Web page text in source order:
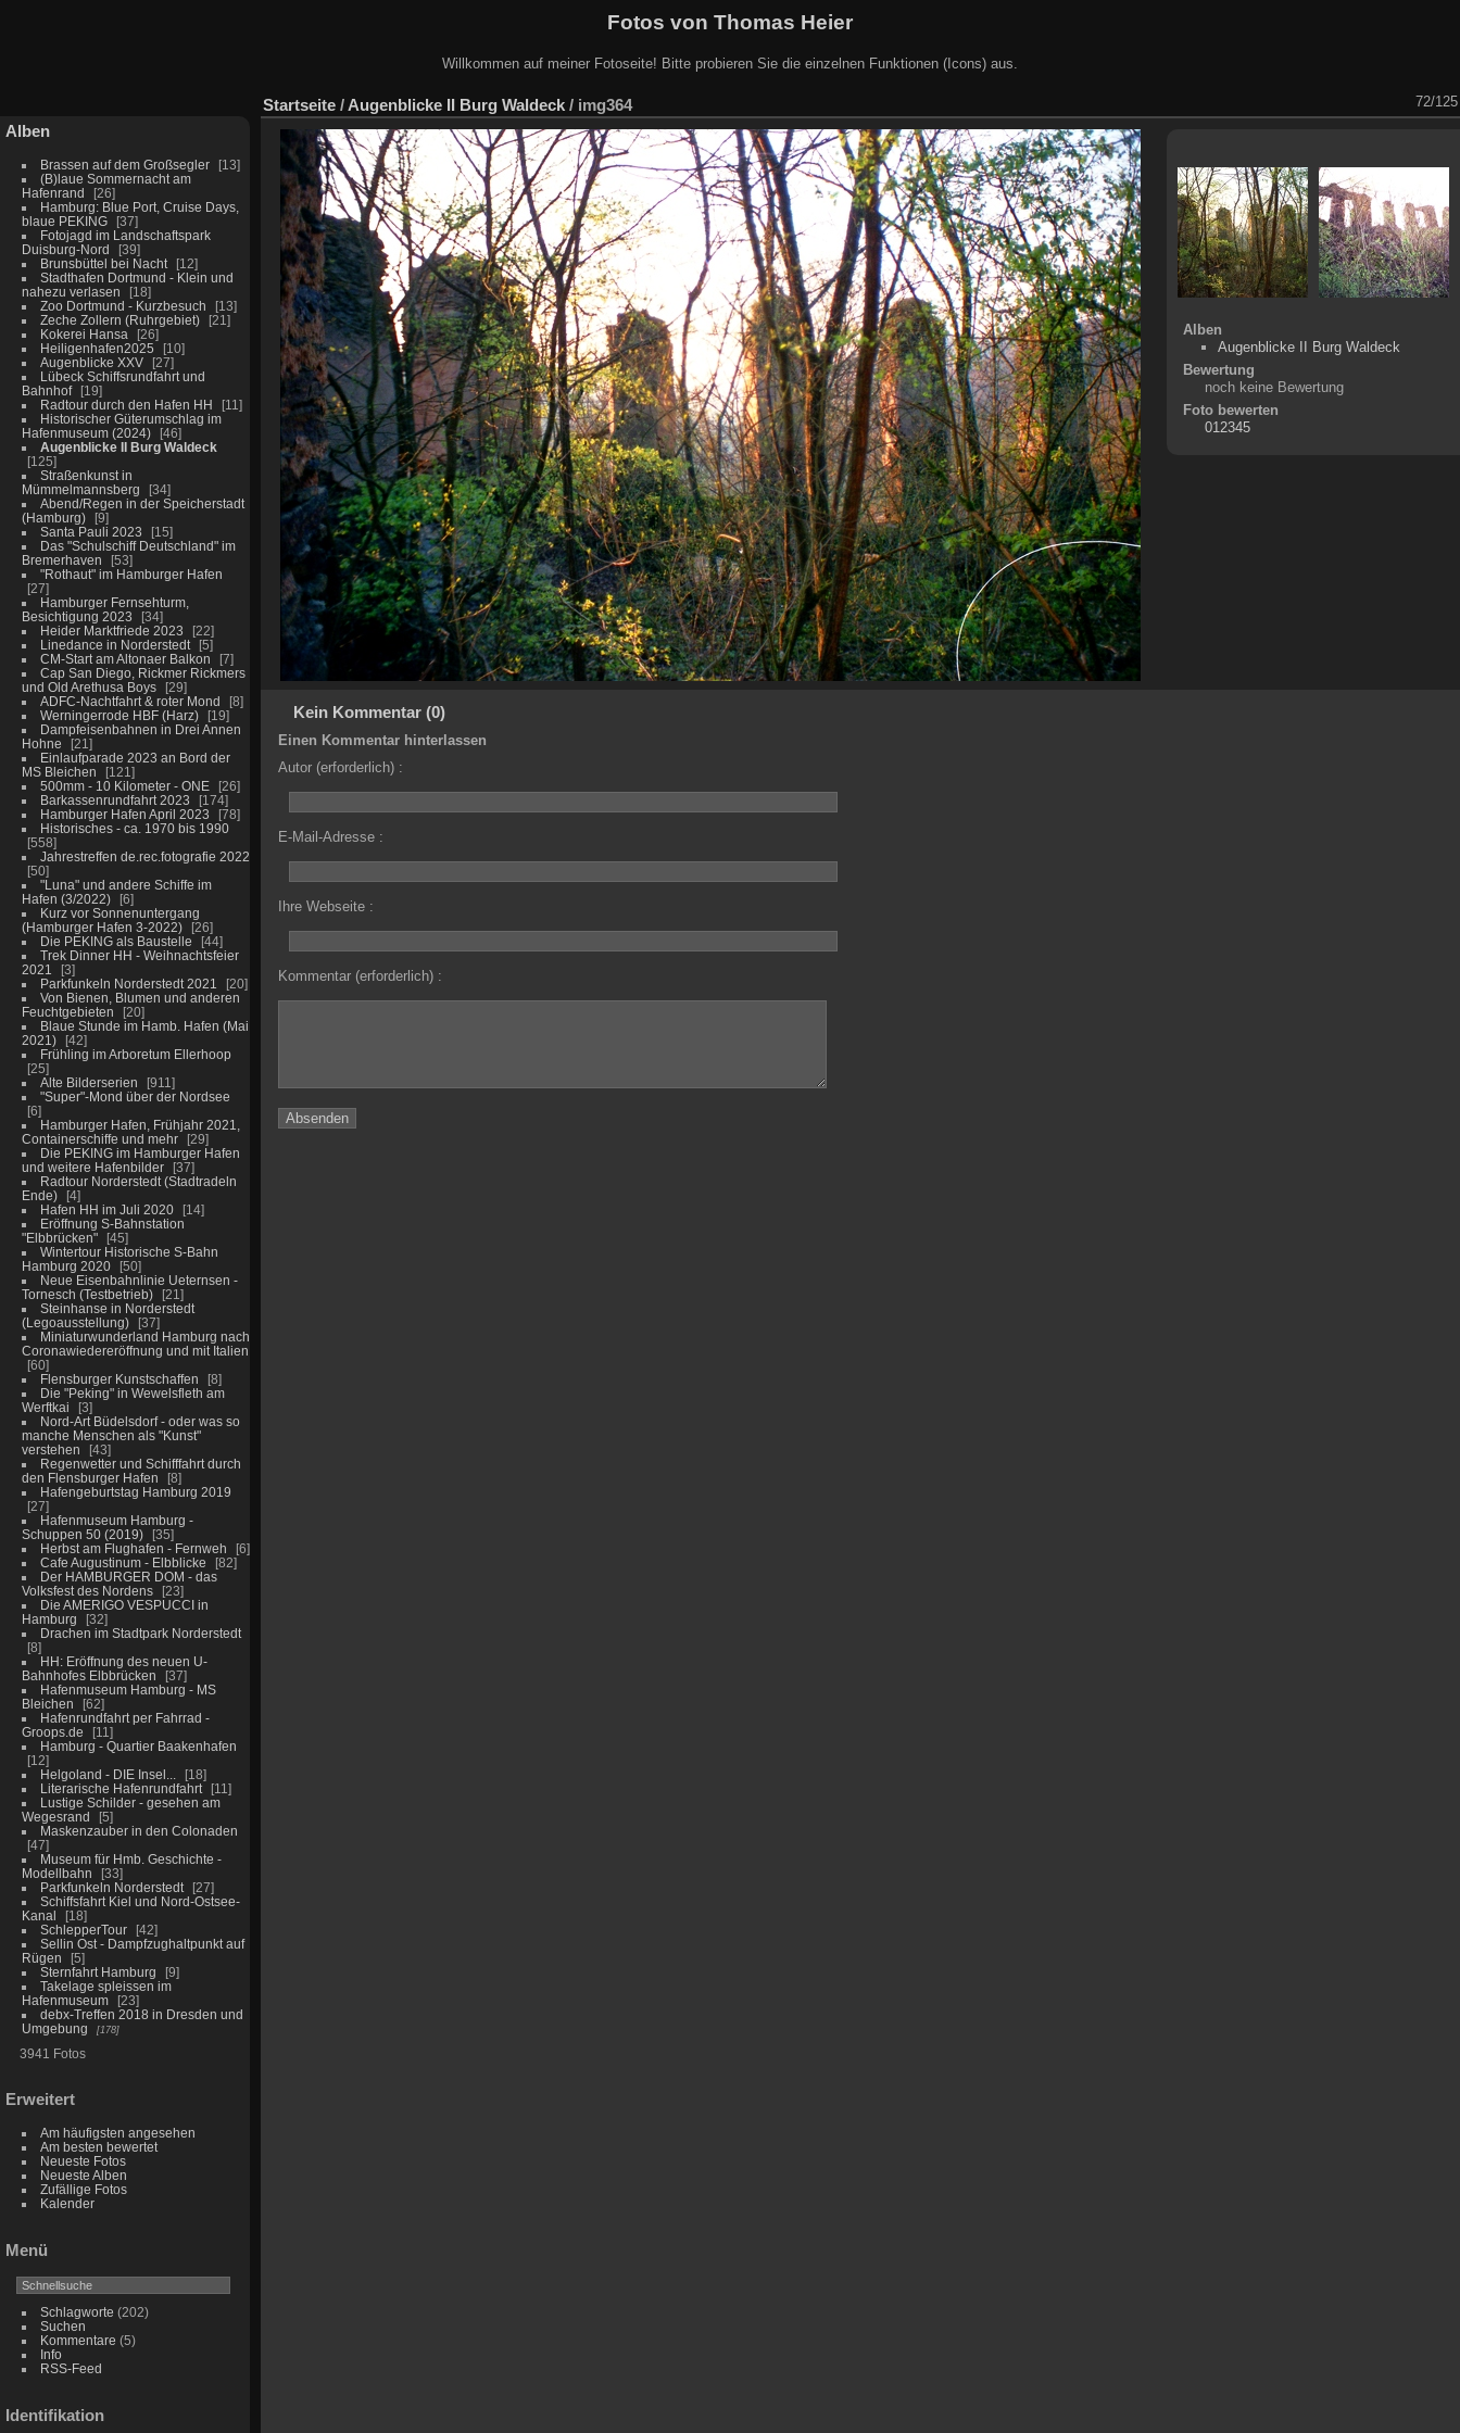
Fotos von Thomas Heier
Willkommen auf meiner Fotoseite! Bitte probieren Sie die einzelnen Funktionen (Icons) aus.
Alben
Brassen auf dem Großsegler
13
(B)laue Sommernacht am
Hafenrand
26
Hamburg: Blue Port, Cruise Days,
blaue PEKING
37
Fotojagd im Landschaftspark
Duisburg-Nord
39
Brunsbüttel bei Nacht
12
Stadthafen Dortmund - Klein und
nahezu verlasen
18
Zoo Dortmund - Kurzbesuch
13
Zeche Zollern (Ruhrgebiet)
21
Kokerei Hansa
26
Heiligenhafen2025
10
Augenblicke XXV
27
Lübeck Schiffsrundfahrt und
Bahnhof
19
Radtour durch den Hafen HH
11
Historischer Güterumschlag im
Hafenmuseum (2024)
46
Augenblicke II Burg Waldeck
125
Straßenkunst in
Mümmelmannsberg
34
Abend/Regen in der Speicherstadt
(Hamburg)
9
Santa Pauli 2023
15
Das "Schulschiff Deutschland" im
Bremerhaven
53
"Rothaut" im Hamburger Hafen
27
Hamburger Fernsehturm,
Besichtigung 2023
34
Heider Marktfriede 2023
22
Linedance in Norderstedt
5
CM-Start am Altonaer Balkon
7
Cap San Diego, Rickmer Rickmers
und Old Arethusa Boys
29
ADFC-Nachtfahrt & roter Mond
8
Werningerrode HBF (Harz)
19
Dampfeisenbahnen in Drei Annen
Hohne
21
Einlaufparade 2023 an Bord der
MS Bleichen
121
500mm - 10 Kilometer - ONE
26
Barkassenrundfahrt 2023
174
Hamburger Hafen April 2023
78
Historisches - ca. 1970 bis 1990
558
Jahrestreffen de.rec.fotografie 2022
50
"Luna" und andere Schiffe im
Hafen (3/2022)
6
Kurz vor Sonnenuntergang
(Hamburger Hafen 3-2022)
26
Die PEKING als Baustelle
44
Trek Dinner HH - Weihnachtsfeier
2021
3
Parkfunkeln Norderstedt 2021
20
Von Bienen, Blumen und anderen
Feuchtgebieten
20
Blaue Stunde im Hamb. Hafen (Mai
2021)
42
Frühling im Arboretum Ellerhoop
25
Alte Bilderserien
911
"Super"-Mond über der Nordsee
6
Hamburger Hafen, Frühjahr 2021,
Containerschiffe und mehr
29
Die PEKING im Hamburger Hafen
und weitere Hafenbilder
37
Radtour Norderstedt (Stadtradeln
Ende)
4
Hafen HH im Juli 2020
14
Eröffnung S-Bahnstation
"Elbbrücken"
45
Wintertour Historische S-Bahn
Hamburg 2020
50
Neue Eisenbahnlinie Ueternsen -
Tornesch (Testbetrieb)
21
Steinhanse in Norderstedt
(Legoausstellung)
37
Miniaturwunderland Hamburg nach
Coronawiedereröffnung und mit Italien
60
Flensburger Kunstschaffen
8
Die "Peking" in Wewelsfleth am
Werftkai
3
Nord-Art Büdelsdorf - oder was so
manche Menschen als "Kunst"
verstehen
43
Regenwetter und Schifffahrt durch
den Flensburger Hafen
8
Hafengeburtstag Hamburg 2019
27
Hafenmuseum Hamburg -
Schuppen 50 (2019)
35
Herbst am Flughafen - Fernweh
6
Cafe Augustinum - Elbblicke
82
Der HAMBURGER DOM - das
Volksfest des Nordens
23
Die AMERIGO VESPUCCI in
Hamburg
32
Drachen im Stadtpark Norderstedt
8
HH: Eröffnung des neuen U-
Bahnhofes Elbbrücken
37
Hafenmuseum Hamburg - MS
Bleichen
62
Hafenrundfahrt per Fahrrad -
Groops.de
11
Hamburg - Quartier Baakenhafen
12
Helgoland - DIE Insel...
18
Literarische Hafenrundfahrt
11
Lustige Schilder - gesehen am
Wegesrand
5
Maskenzauber in den Colonaden
47
Museum für Hmb. Geschichte -
Modellbahn
33
Parkfunkeln Norderstedt
27
Schiffsfahrt Kiel und Nord-Ostsee-
Kanal
18
SchlepperTour
42
Sellin Ost - Dampfzughaltpunkt auf
Rügen
5
Sternfahrt Hamburg
9
Takelage spleissen im
Hafenmuseum
23
debx-Treffen 2018 in Dresden und
Umgebung
178
3941 Fotos
Erweitert
Am häufigsten angesehen
Am besten bewertet
Neueste Fotos
Neueste Alben
Zufällige Fotos
Kalender
Menü
Schlagworte (202)
Suchen
Kommentare (5)
Info
RSS-Feed
Identifikation
Startseite / Augenblicke II Burg Waldeck / img364 72/125
Alben
Augenblicke II Burg Waldeck
Bewertung
noch keine Bewertung
Foto bewerten
Kein Kommentar (0)
Einen Kommentar hinterlassen
Autor (erforderlich) :
E-Mail-Adresse :
Ihre Webseite :
Kommentar (erforderlich) :